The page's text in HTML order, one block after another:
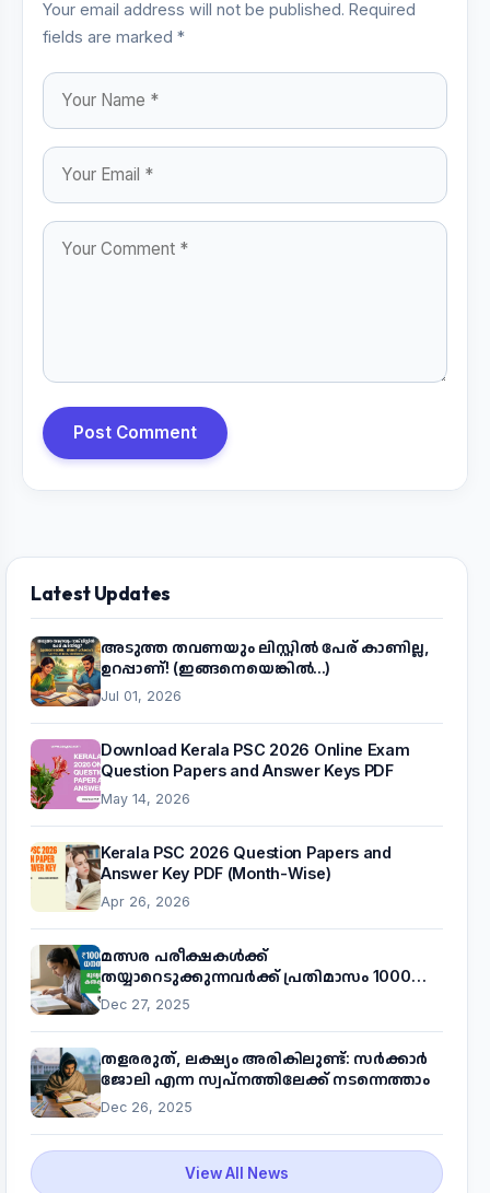
Your email address will not be published. Required
fields are marked *
Post Comment
Latest Updates
അടുത്ത തവണയും ലിസ്റ്റിൽ പേര് കാണില്ല,
ഉറപ്പാണ്! (ഇങ്ങനെയെങ്കിൽ...)
Jul 01, 2026
Download Kerala PSC 2026 Online Exam
Question Papers and Answer Keys PDF
May 14, 2026
Kerala PSC 2026 Question Papers and
Answer Key PDF (Month-Wise)
Apr 26, 2026
മത്സര പരീക്ഷകൾക്ക്
തയ്യാറെടുക്കുന്നവർക്ക് പ്രതിമാസം 1000
രൂപ! മുഖ്യമന്ത്രിയുടെ 'കണക്ട് ടു വർക്ക്'
Dec 27, 2025
തളരരുത്, ലക്ഷ്യം അരികിലുണ്ട്: സർക്കാർ
ജോലി എന്ന സ്വപ്നത്തിലേക്ക് നടന്നെത്താം
Dec 26, 2025
View All News